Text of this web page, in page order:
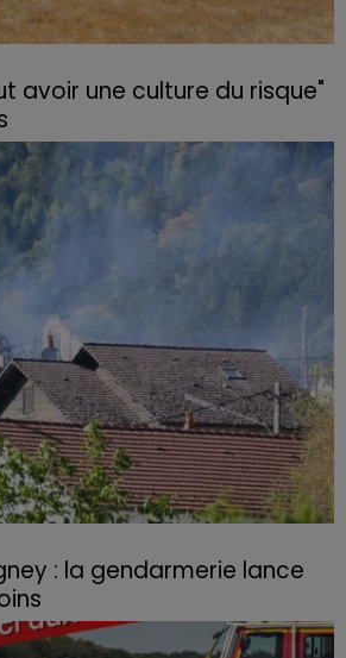
avoir une culture du risque"
: la gendarmerie lance
avant de se propager au